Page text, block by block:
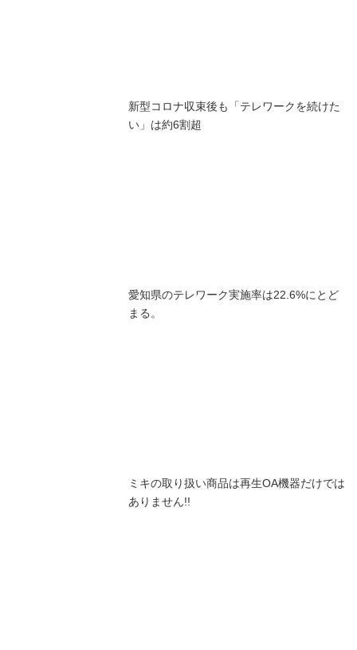
新型コロナ収束後も「テレワークを続けた
い」は約6割超
愛知県のテレワーク実施率は22.6%にとど
まる。
ミキの取り扱い商品は再生OA機器だけでは
ありません!!